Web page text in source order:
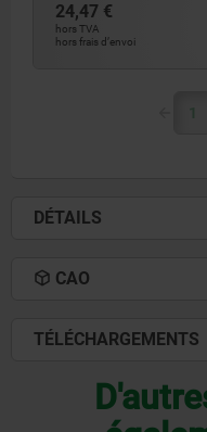
24,47 €
hors TVA
hors frais d’envoi
1
DÉTAILS
CAO
TÉLÉCHARGEMENTS